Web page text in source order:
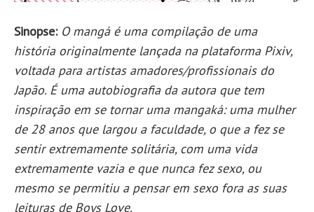
Sinopse: O mangá é uma compilação de uma
história originalmente lançada na plataforma Pixiv,
voltada para artistas amadores/profissionais do
Japão. É uma autobiografia da autora que tem
inspiração em se tornar uma mangaká: uma mulher
de 28 anos que largou a faculdade, o que a fez se
sentir extremamente solitária, com uma vida
extremamente vazia e que nunca fez sexo, ou
mesmo se permitiu a pensar em sexo fora as suas
leituras de Boys Love.